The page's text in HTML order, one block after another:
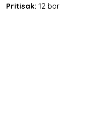
Pritisak: 12 bar